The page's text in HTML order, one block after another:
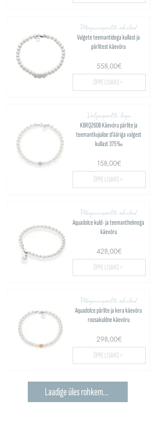
Mageveepärlite ahelad
Valgete teemantidega kullast ja
pärlitest käevõru
558,00€
ÕPPE LISAKS >
Valguspärlite lugu
KBRQ260B Käevõru pärlite ja
teemantkujulise sfääriga valgest
kullast 375‰
158,00€
ÕPPE LISAKS >
Mageveepärlite ahelad
Aquadolce kuld- ja teemanthelmega
käevõru
428,00€
ÕPPE LISAKS >
Mageveepärlite ahelad
Aquadolce pärlite ja kera käevõru
roosakuldne käevõru
298,00€
ÕPPE LISAKS >
Laadige üles rohkem...